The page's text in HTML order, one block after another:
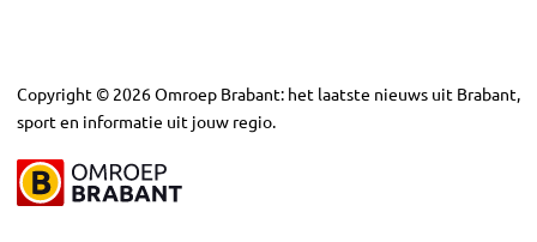
Copyright © 2026Omroep Brabant: het laatste nieuws uit Brabant,
sport en informatie uit jouw regio.